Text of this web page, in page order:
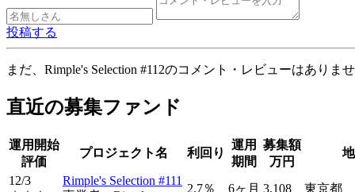
投稿する
まだ、Rimple's Selection #112のコメント・レビューはありま
直近の募集ファンド
運用開始
評価
プロジェクト名 利回り
運用
期間
募集額
万円
12/3
Rimple's Selection #111
2.7％ 6ヶ月 3,108 東京都